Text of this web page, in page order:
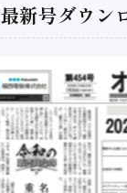
最新号ダウン